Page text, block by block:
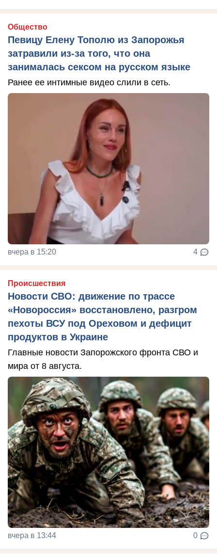
Общество
Певицу Елену Тополю из Запорожья
затравили из-за того, что она
занималась сексом на русском языке
Ранее ее интимные видео слили в сеть.
вчера в 15:20 4
Происшествия
Новости СВО: движение по трассе
«Новороссия» восстановлено, разгром
пехоты ВСУ под Ореховом и дефицит
продуктов в Украине
Главные новости Запорожского фронта СВО и
мира от 8 августа.
вчера в 13:44 0